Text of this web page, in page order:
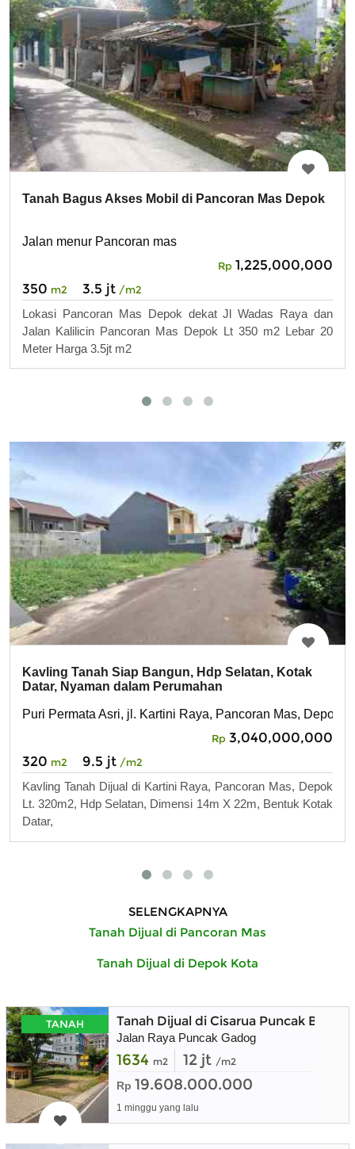
Tanah Bagus Akses Mobil di Pancoran Mas Depok
Jalan menur Pancoran mas
Rp 1,225,000,000
350 m2 3.5 jt /m2
Lokasi Pancoran Mas Depok dekat Jl Wadas Raya dan
Jalan Kalilicin Pancoran Mas Depok Lt 350 m2 Lebar 20
Meter Harga 3.5jt m2
Kavling Tanah Siap Bangun, Hdp Selatan, Kotak
Datar, Nyaman dalam Perumahan
Puri Permata Asri, jl. Kartini Raya, Pancoran Mas, Depok
Rp 3,040,000,000
320 m2 9.5 jt /m2
Kavling Tanah Dijual di Kartini Raya, Pancoran Mas, Depok
Lt. 320m2, Hdp Selatan, Dimensi 14m X 22m, Bentuk Kotak
Datar,
SELENGKAPNYA
Tanah Dijual di Pancoran Mas
Tanah Dijual di Depok Kota
TANAH Tanah Dijual di Cisarua Puncak
Jalan Raya Puncak Gadog
1634 m2 12 jt /m2
Rp 19.608.000.000
1 minggu yang lalu